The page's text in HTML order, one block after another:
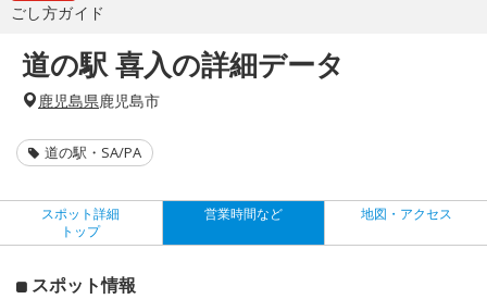
ごし方ガイド
道の駅 喜入の詳細データ
鹿児島県鹿児島市
道の駅・SA/PA
スポット詳細
トップ
営業時間など 地図・アクセス
スポット情報